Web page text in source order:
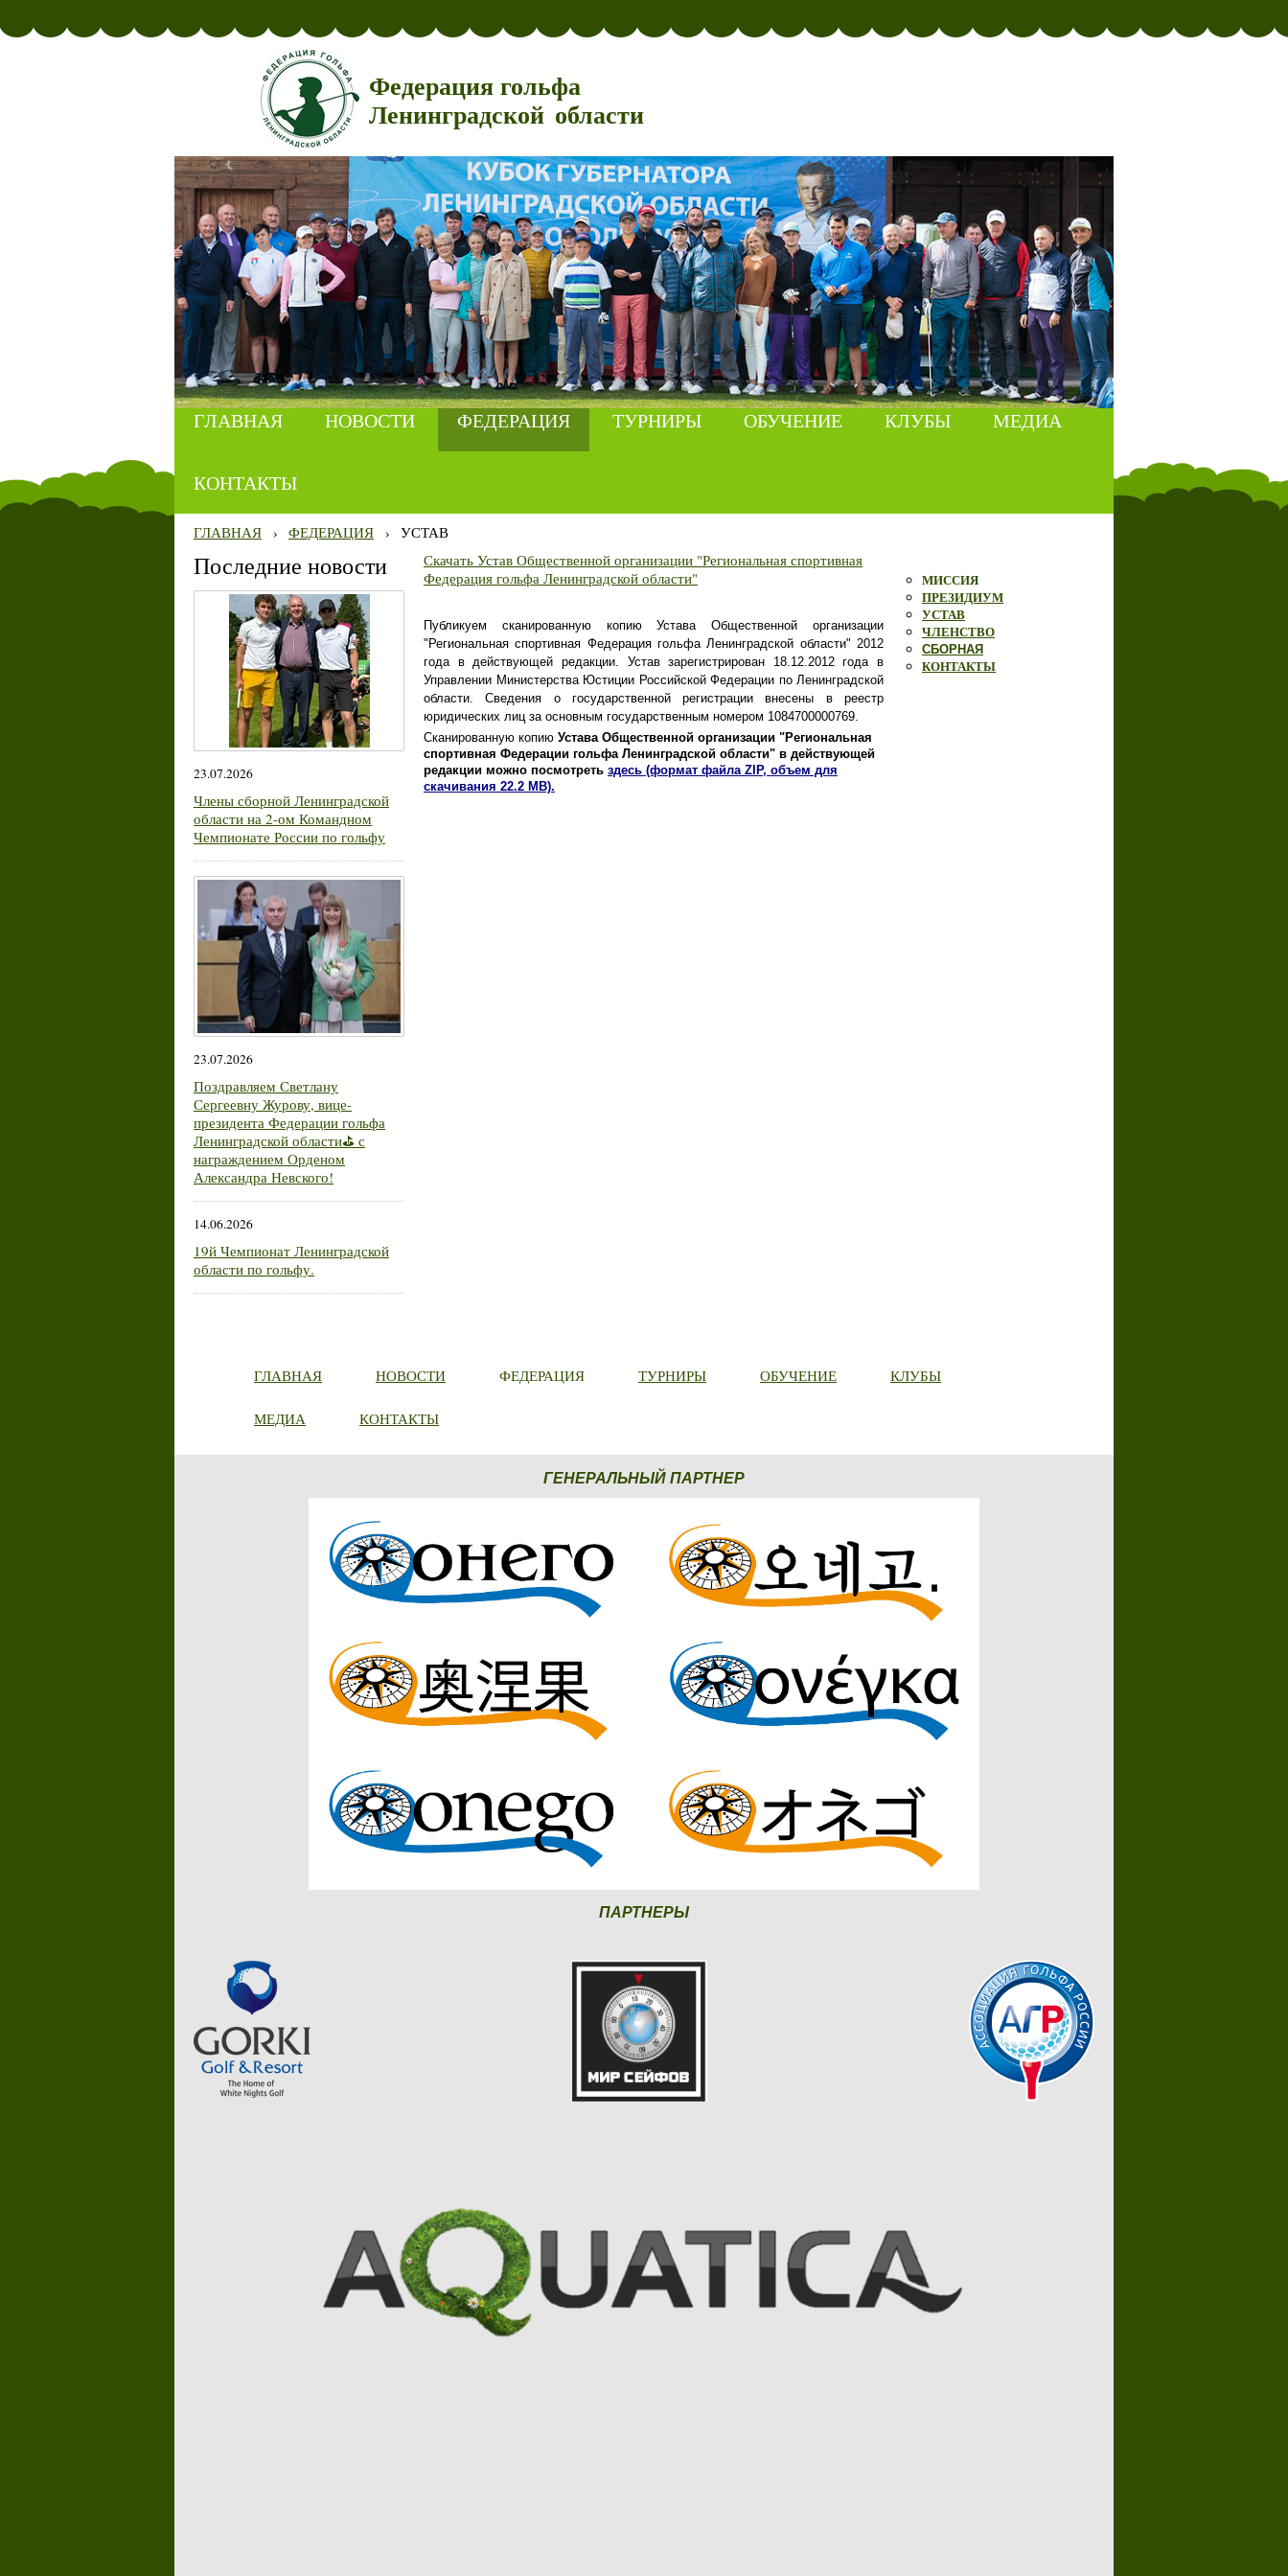
Федерация гольфа
Ленинградской области
ГЛАВНАЯ НОВОСТИ ФЕДЕРАЦИЯ ТУРНИРЫ ОБУЧЕНИЕ КЛУБЫ МЕДИА
КОНТАКТЫ
ГЛАВНАЯ › ФЕДЕРАЦИЯ › УСТАВ
Последние новости
23.07.2026
Члены сборной Ленинградской
области на 2-ом Командном
Чемпионате России по гольфу
23.07.2026
Поздравляем Светлану
Сергеевну Журову, вице-
президента Федерации гольфа
Ленинградской области⛳ с
награждением Орденом
Александра Невского!
14.06.2026
19й Чемпионат Ленинградской
области по гольфу.
Скачать Устав Общественной организации "Региональная спортивная
Федерация гольфа Ленинградской области"
Публикуем сканированную копиюУстава Общественной организации
"Региональная спортивная Федерация гольфа Ленинградской области" 2012
года в действующей редакции. Устав зарегистрирован 18.12.2012 года в
Управлении Министерства Юстиции Российской Федерации по Ленинградской
области. Сведения о государственной регистрации внесены в реестр
юридических лиц за основным государственным номером 1084700000769.
Сканированную копию Устава Общественной организации "Региональная
спортивная Федерации гольфа Ленинградской области" в действующей
редакции можно посмотреть здесь (формат файла ZIP, объем для
скачивания 22.2 МВ).
МИССИЯ
ПРЕЗИДИУМ
УСТАВ
ЧЛЕНСТВО
СБОРНАЯ
КОНТАКТЫ
ГЛАВНАЯ НОВОСТИ ФЕДЕРАЦИЯ ТУРНИРЫ ОБУЧЕНИЕ КЛУБЫ
МЕДИА КОНТАКТЫ
ГЕНЕРАЛЬНЫЙ ПАРТНЕР
ПАРТНЕРЫ